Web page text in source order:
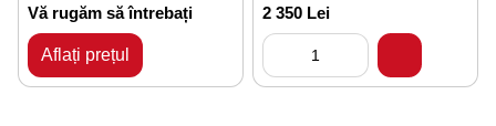
Vă rugăm să întrebați
Aflați prețul
2 350 Lei